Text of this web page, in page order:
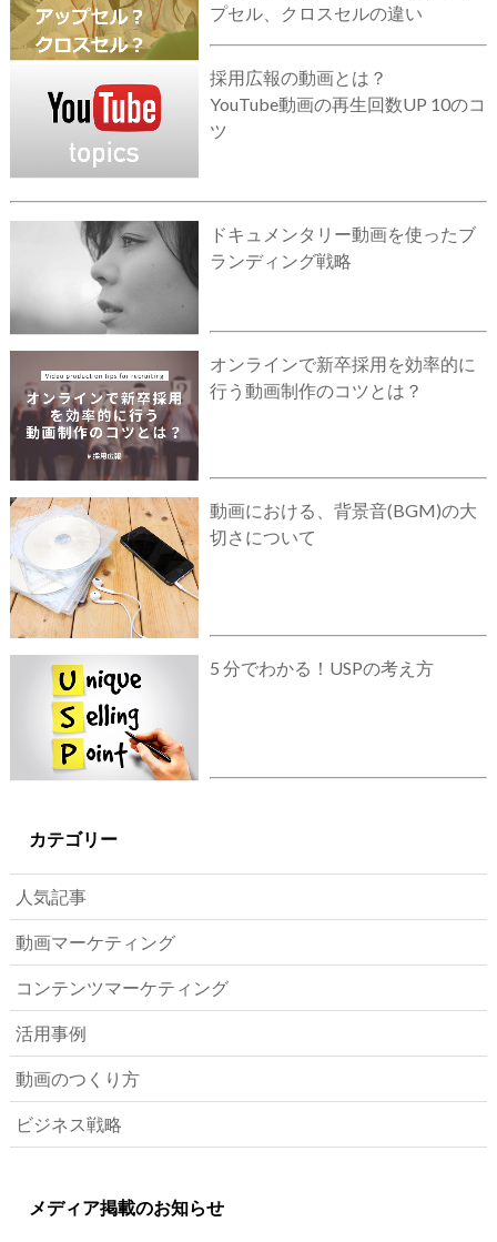
プセル、クロスセルの違い
採用広報の動画とは？
YouTube動画の再生回数UP 10のコ
ツ
ドキュメンタリー動画を使ったブ
ランディング戦略
オンラインで新卒採用を効率的に
行う動画制作のコツとは？
動画における、背景音(BGM)の大
切さについて
5 分でわかる！USPの考え方
カテゴリー
人気記事
動画マーケティング
コンテンツマーケティング
活用事例
動画のつくり方
ビジネス戦略
メディア掲載のお知らせ